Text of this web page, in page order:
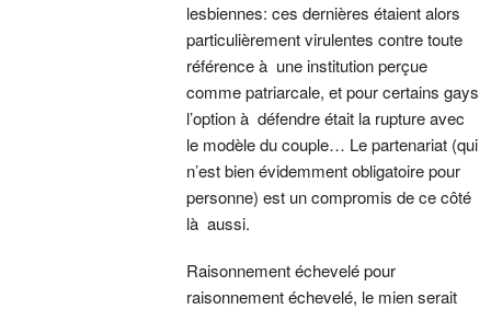
lesbiennes: ces dernières étaient alors
particulièrement virulentes contre toute
référence à une institution perçue
comme patriarcale, et pour certains gays
l’option à défendre était la rupture avec
le modèle du couple… Le partenariat (qui
n’est bien évidemment obligatoire pour
personne) est un compromis de ce côté
là aussi.
Raisonnement échevelé pour
raisonnement échevelé, le mien serait